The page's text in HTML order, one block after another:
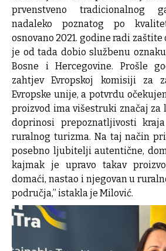
prvenstveno tradicionalnog
nadaleko poznatog po
osnovano 2021. godine radi
je od tada dobio službenu
Bosne i Hercegovine. Prošle
zahtjev Evropskoj komisiji za
Evropske unije, a potvrdu
proizvod ima višestruki značaj za
doprinosi prepoznatljivosti
ruralnog turizma. Na taj način
posebno ljubitelji autentične,
kajmak je upravo takav
domaći, nastao i njegovan u
područja,” istakla je Milović.